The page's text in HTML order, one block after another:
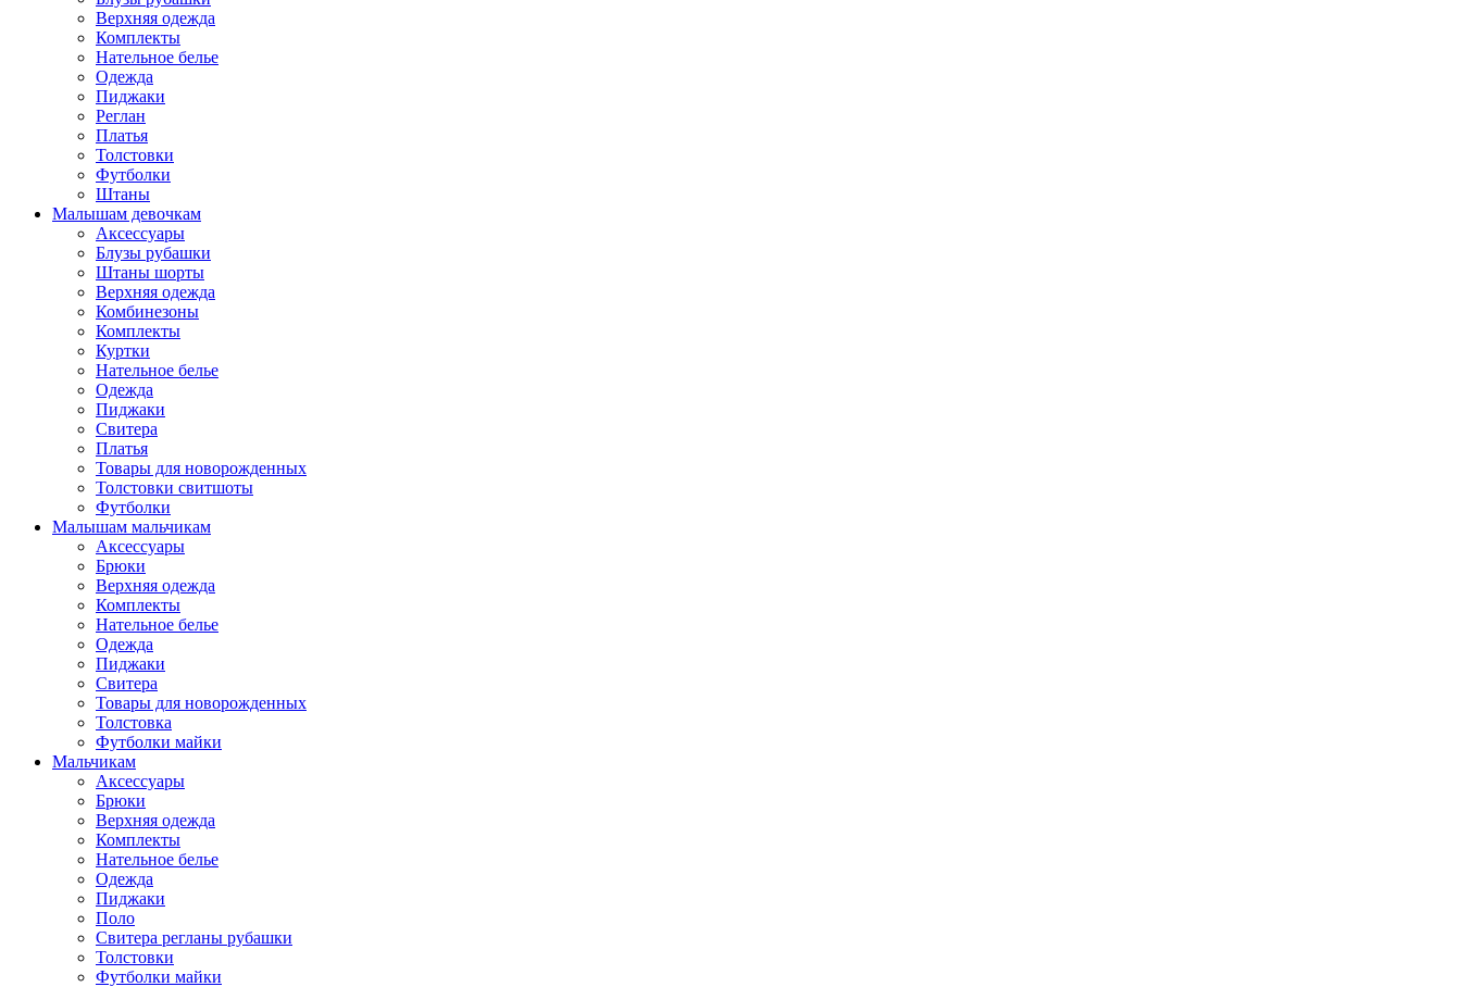
Верхняя одежда
Комплекты
Нательное белье
Одежда
Пиджаки
Реглан
Платья
Толстовки
Футболки
Штаны
Малышам девочкам
Аксессуары
Блузы рубашки
Штаны шорты
Верхняя одежда
Комбинезоны
Комплекты
Куртки
Нательное белье
Одежда
Пиджаки
Свитера
Платья
Товары для новорожденных
Толстовки свитшоты
Футболки
Малышам мальчикам
Аксессуары
Брюки
Верхняя одежда
Комплекты
Нательное белье
Одежда
Пиджаки
Свитера
Товары для новорожденных
Толстовка
Футболки майки
Мальчикам
Аксессуары
Брюки
Верхняя одежда
Комплекты
Нательное белье
Одежда
Пиджаки
Поло
Свитера регланы рубашки
Толстовки
Футболки майки